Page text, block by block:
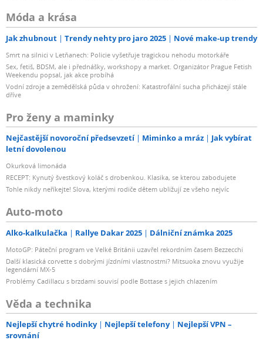
Móda a krása
Jak zhubnout Trendy nehty pro jaro 2025 Nové make-up trendy
Smrt na silnici v Letňanech: Policie vyšetřuje tragickou nehodu motorkáře
Sex, fetiš, BDSM, ale i přednášky, workshopy a market. Organizátor Prague Fetish
Weekendu popsal, jak akce probíhá
Vodní zdroje a zemědělská půda v ohrožení: Katastrofální sucha přicházejí stále
dříve
Pro ženy a maminky
Nejčastější novoroční předsevzetí Miminko a mráz
Jak vybírat
letní dovolenou
Okurková limonáda
RECEPT: Kynutý švestkový koláč s drobenkou. Klasika, se kterou zabodujete
Tohle nikdy neříkejte! Slova, kterými rodiče dětem ubližují ze všeho nejvíc
Auto-moto
Alko-kalkulačka Rallye Dakar 2025 Dálniční známka 2025
MotoGP: Páteční program ve Velké Británii uzavřel rekordním časem Bezzecchi
Další klasická corvette s dobrými jízdními vlastnostmi? Mitsuoka znovu využije
legendární MX-5
Problémy Cadillacu s brzdami souvisí podle Bottase s jejich chlazením
Věda a technika
Nejlepší chytré hodinky Nejlepší telefony
Nejlepší VPN –
srovnání